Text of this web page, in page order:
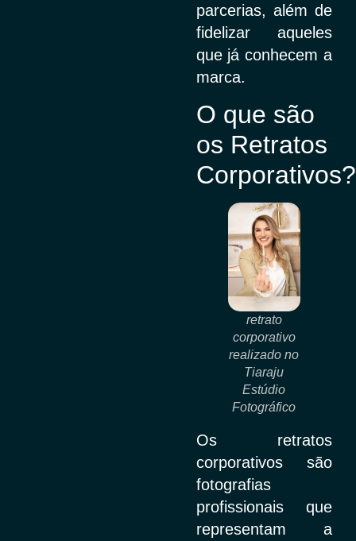
parcerias, além de
fidelizar aqueles
que já conhecem a
marca.
O que são
os Retratos
Corporativos?
retrato
corporativo
realizado no
Tiaraju
Estúdio
Fotográfico
Os retratos
corporativos são
fotografias
profissionais que
representam a